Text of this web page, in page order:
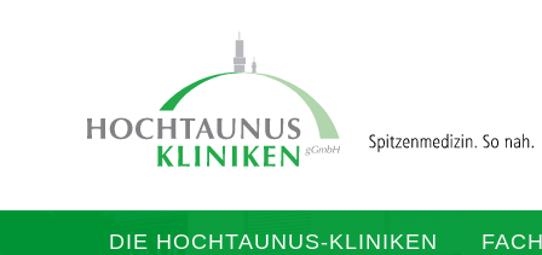
DIE HOCHTAUNUS-KLINIKEN